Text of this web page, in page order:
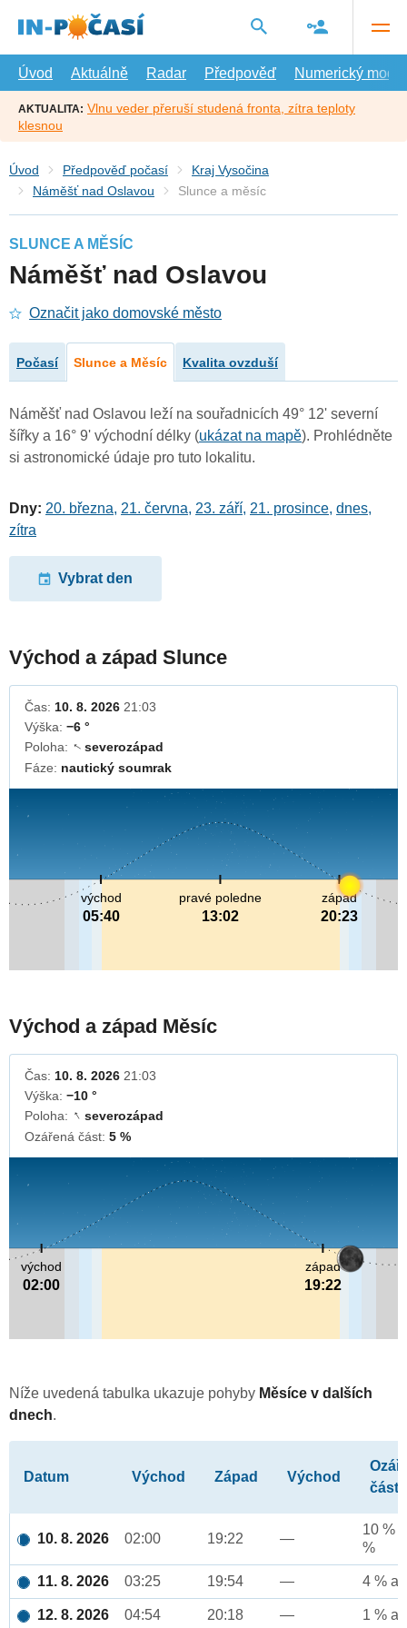
hlavní
Úvod
Aktuálně Radar Předpověď Numerický model
AKTUALITA: Vlnu veder přeruší studená fronta, zítra teploty
klesnou
Úvod Předpověď počasí
Kraj Vysočina
Náměšť nad Oslavou
Slunce a měsíc
SLUNCE A MĚSÍC
Náměšť nad Oslavou
Označit jako domovské město
Počasí Slunce a Měsíc Kvalita ovzduší
Náměšť nad Oslavou leží na souřadnicích 49° 12' severní
šířky a 16° 9' východní délky (ukázat na mapě). Prohlédněte
si astronomické údaje pro tuto lokalitu.
Dny: 20. března, 21. června, 23. září, 21. prosince, dnes,
zítra
Vybrat den
Východ a západ Slunce
Čas: 10. 8. 2026 21:03
Výška: −6 °
Poloha: ↓severozápad
Fáze: nautický soumrak
pravé poledne
13:02
východ
05:40
západ
20:23
Východ a západ Měsíc
Čas: 10. 8. 2026 21:03
Výška: −10 °
Poloha: ↓severozápad
Ozářená část: 5 %
východ
02:00
západ
19:22
Níže uvedená tabulka ukazuje pohyby Měsíce v dalších
dnech.
Datum Východ Západ Východ
část
10. 8. 2026 02:00 19:22 —
10 %
%
11. 8. 2026 03:25 19:54 — 4 %
12. 8. 2026 04:54 20:18 — 1 %